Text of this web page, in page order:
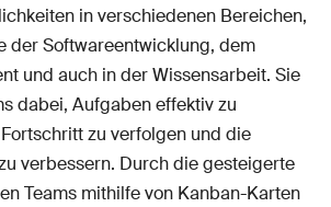
in verschiedenen Bereichen,
der Softwareentwicklung, dem
und auch in der Wissensarbeit. Sie
dabei, Aufgaben effektiv zu
zu verfolgen und die
verbessern. Durch die gesteigerte
Teams mithilfe von Kanban-Karten